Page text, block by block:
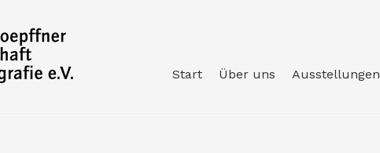
Start Über uns Ausstellungen